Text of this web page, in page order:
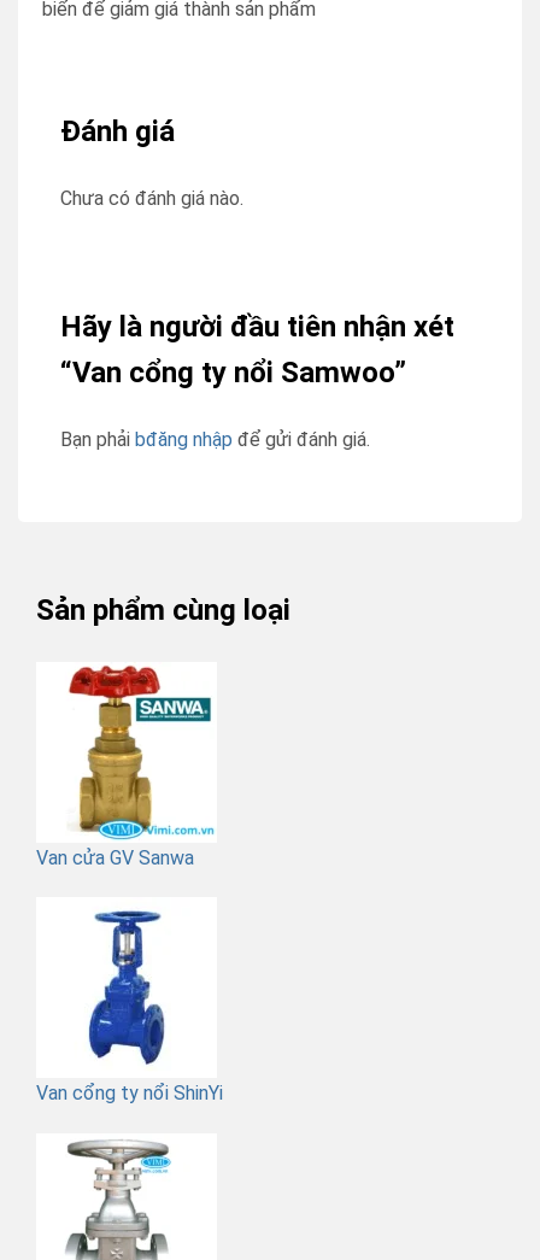
biển để giảm giá thành sản phẩm
Đánh giá
Chưa có đánh giá nào.
Hãy là người đầu tiên nhận xét
“Van cổng ty nổi Samwoo”
Bạn phải bđăng nhập để gửi đánh giá.
Sản phẩm cùng loại
Van cửa GV Sanwa
Van cổng ty nổi ShinYi